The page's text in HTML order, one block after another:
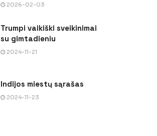
2026-02-03
Trumpi vaikiški sveikinimai
su gimtadieniu
2024-11-21
Indijos miestų sąrašas
2024-11-23